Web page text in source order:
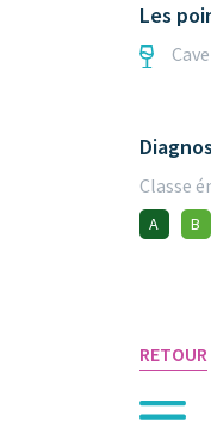
Les
Cave
Classe
A B
RETOUR